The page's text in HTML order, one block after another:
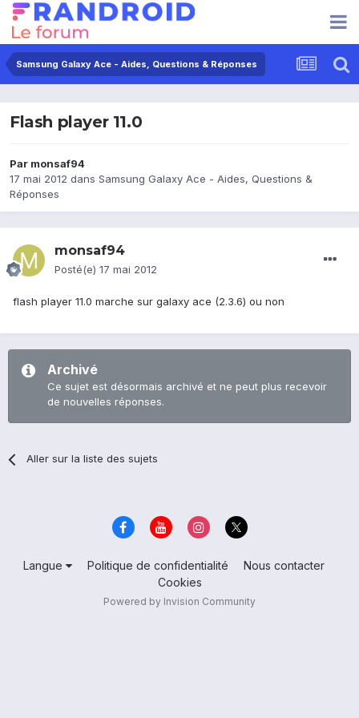
Samsung Galaxy Ace - Aides, Questions & Réponses
Flash player 11.0
Par monsaf94
17 mai 2012 dans Samsung Galaxy Ace - Aides, Questions &
Réponses
monsaf94
Posté(e) 17 mai 2012
flash player 11.0 marche sur galaxy ace (2.3.6) ou non
Archivé
Ce sujet est désormais archivé et ne peut plus recevoir
de nouvelles réponses.
Aller sur la liste des sujets
Langue Politique de confidentialité
Nous contacter
Cookies
Powered by Invision Community